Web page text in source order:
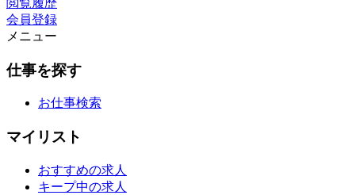
閲覧履歴
会員登録
メニュー
仕事を探す
お仕事検索
マイリスト
おすすめの求人
キープ中の求人